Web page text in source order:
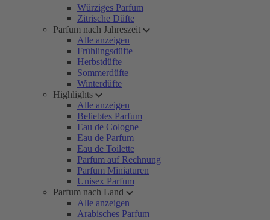
Würziges Parfum
Zitrische Düfte
Parfum nach Jahreszeit
Alle anzeigen
Frühlingsdüfte
Herbstdüfte
Sommerdüfte
Winterdüfte
Highlights
Alle anzeigen
Beliebtes Parfum
Eau de Cologne
Eau de Parfum
Eau de Toilette
Parfum auf Rechnung
Parfum Miniaturen
Unisex Parfum
Parfum nach Land
Alle anzeigen
Arabisches Parfum